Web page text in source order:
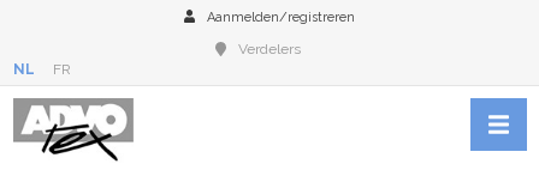
Aanmelden/registreren
Verdelers
NL
FR